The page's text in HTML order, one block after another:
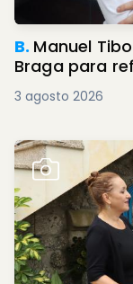
B. Manuel
Braga para
3 agosto 2026